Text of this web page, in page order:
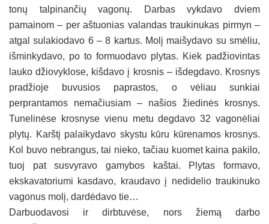
tonų talpinančių vagonų. Darbas vykdavo dviem
pamainom – per aštuonias valandas traukinukas pirmyn –
atgal sulakiodavo 6 – 8 kartus. Molį maišydavo su smėliu,
išminkydavo, po to formuodavo plytas. Kiek padžiovintas
lauko džiovyklose, kišdavo į krosnis – išdegdavo. Krosnys
pradžioje buvusios paprastos, o vėliau sunkiai
perprantamos nemačiusiam – našios žiedinės krosnys.
Tunelinėse krosnyse vienu metu degdavo 32 vagonėliai
plytų. Karštį palaikydavo skystu kūru kūrenamos krosnys.
Kol buvo nebrangus, tai nieko, tačiau kuomet kaina pakilo,
tuoj pat susvyravo gamybos kaštai. Plytas formavo,
ekskavatoriumi kasdavo, kraudavo į nedidelio traukinuko
vagonus molį, dardėdavo tie…
Darbuodavosi ir dirbtuvėse, nors žiemą darbo